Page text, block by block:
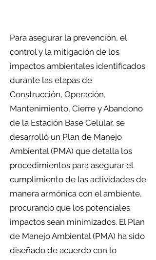
Para asegurar la prevención, el
control y la mitigación de los
impactos ambientales identificados
durante las etapas de
Construcción, Operación,
Mantenimiento, Cierre y Abandono
de la Estación Base Celular, se
desarrolló un Plan de Manejo
Ambiental (PMA) que detalla los
procedimientos para asegurar el
cumplimiento de las actividades de
manera armónica con el ambiente,
procurando que los potenciales
impactos sean minimizados. El Plan
de Manejo Ambiental (PMA) ha sido
diseñado de acuerdo con lo